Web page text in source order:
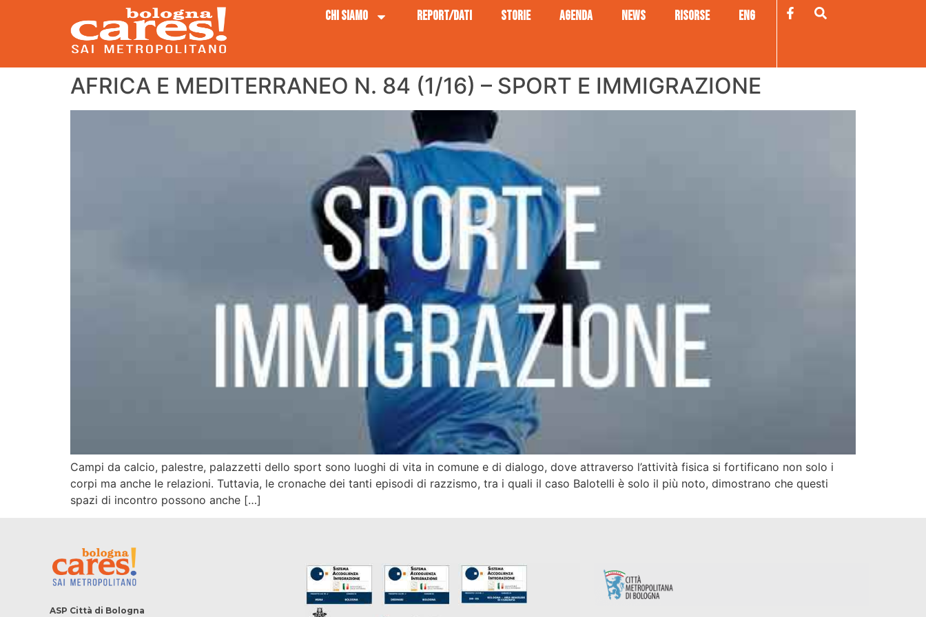
CHI SIAMO REPORT/DATI STORIE AGENDA NEWS RISORSE ENG
AFRICA E MEDITERRANEO N. 84 (1/16) – SPORT E IMMIGRAZIONE
Campi da calcio, palestre, palazzetti dello sport sono luoghi di vita in comune e di dialogo, dove attraverso l’attività fisica si fortificano non solo i
corpi ma anche le relazioni. Tuttavia, le cronache dei tanti episodi di razzismo, tra i quali il caso Balotelli è solo il più noto, dimostrano che questi
spazi di incontro possono anche […]
ASP Città di Bologna